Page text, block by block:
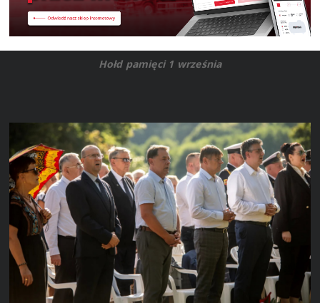
Hołd pamięci 1 września